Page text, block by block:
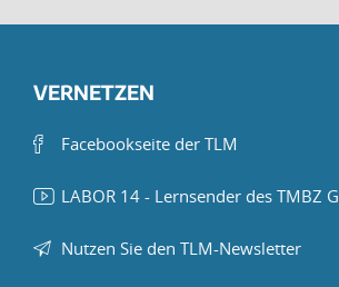
VERNETZEN
Facebookseite der TLM
LABOR 14 - Lernsender des TMBZ
Nutzen Sie den TLM-Newsletter